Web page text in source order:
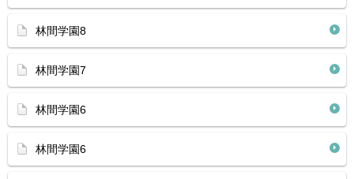
林間学園8
林間学園7
林間学園6
林間学園6